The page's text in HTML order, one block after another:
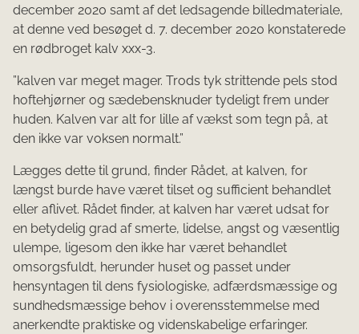
december 2020 samt af det ledsagende billedmateriale,
at denne ved besøget d. 7. december 2020 konstaterede
en rødbroget kalv xxx-3.
”kalven var meget mager. Trods tyk strittende pels stod
hoftehjørner og sædebensknuder tydeligt frem under
huden. Kalven var alt for lille af vækst som tegn på, at
den ikke var voksen normalt.”
Lægges dette til grund, finder Rådet, at kalven, for
længst burde have været tilset og sufficient behandlet
eller aflivet. Rådet finder, at kalven har været udsat for
en betydelig grad af smerte, lidelse, angst og væsentlig
ulempe, ligesom den ikke har været behandlet
omsorgsfuldt, herunder huset og passet under
hensyntagen til dens fysiologiske, adfærdsmæssige og
sundhedsmæssige behov i overensstemmelse med
anerkendte praktiske og videnskabelige erfaringer.